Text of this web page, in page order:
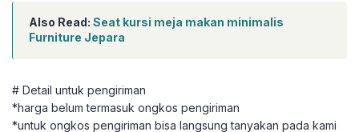
Also Read: Seat kursi meja makan minimalis
Furniture Jepara
# Detail untuk pengiriman
*harga belum termasuk ongkos pengiriman
*untuk ongkos pengiriman bisa langsung tanyakan pada kami